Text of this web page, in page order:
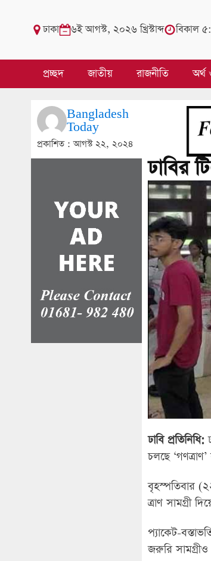
ঢাকা ৬ই আগস্ট, ২০২৬ খ্রিস্টাব্দ বিকাল
প্রচ্ছদ জাতীয় রাজনীতি অর্থ
Bangladesh
Today
প্রকাশিত :আগস্ট ২২, ২০২৪
ঢাবির
ঢাবি প্রতিনিধি:
চলছে ‘গণত্রাণ’
বৃহস্পতিবার
ত্রাণ সামগ্রী
প্যাকেট-
জরুরি